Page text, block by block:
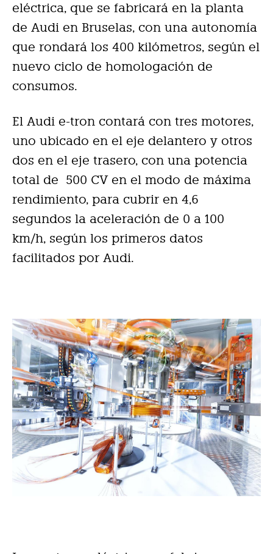
eléctrica, que se fabricará en la planta
de Audi en Bruselas, con una autonomía
que rondará los 400 kilómetros, según el
nuevo ciclo de homologación de
consumos.
El Audi e-tron contará con tres motores,
uno ubicado en el eje delantero y otros
dos en el eje trasero, con una potencia
total de 500 CV en el modo de máxima
rendimiento, para cubrir en 4,6
segundos la aceleración de 0 a 100
km/h, según los primeros datos
facilitados por Audi.